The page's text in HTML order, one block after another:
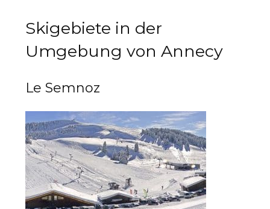
Skigebiete in der
Umgebung von Annecy
Le Semnoz